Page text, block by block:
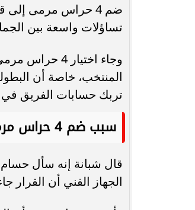
تساؤلات واسعة بين
وجاء اختيار
المنتخب، خاصة أن
تربك حسابات الفريق
سبب ضم 4 حراس مرمى
الجهاز الفني أن